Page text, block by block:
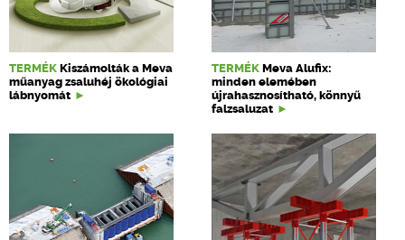
TERMÉK Kiszámolták a Meva
műanyag zsaluhéj ökológiai
lábnyomát
TERMÉK Meva Alufix:
minden elemében
újrahasznosítható, könnyű
falzsaluzat